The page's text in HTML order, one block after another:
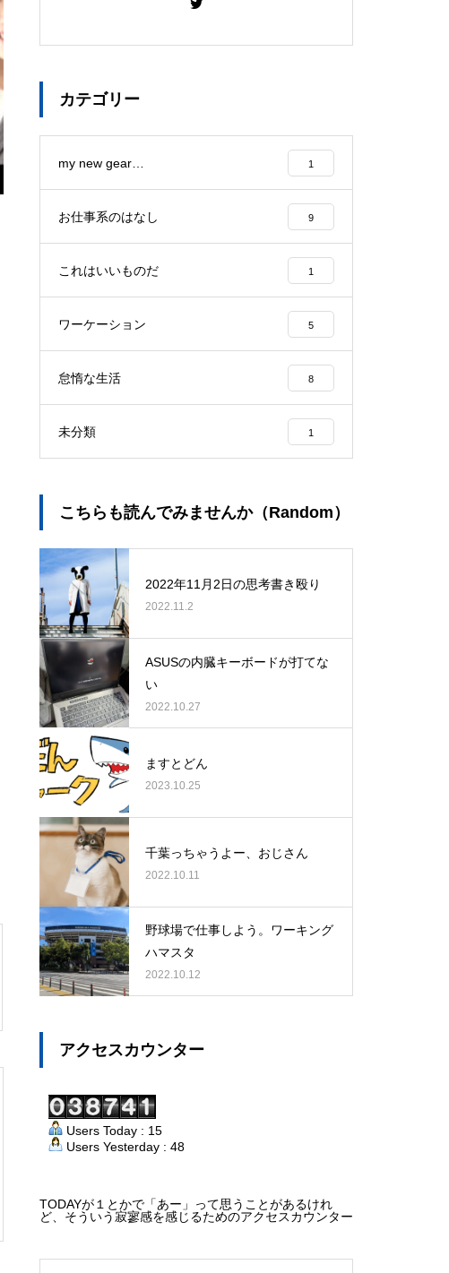
カテゴリー
my new gear… 1
お仕事系のはなし 9
これはいいものだ 1
ワーケーション 5
怠惰な生活 8
未分類 1
こちらも読んでみませんか（Random）
2022年11月2日の思考書き殴り
2022.11.2
ASUSの内臓キーボードが打てな
い
2022.10.27
ますとどん
2023.10.25
千葉っちゃうよー、おじさん
2022.10.11
野球場で仕事しよう。ワーキング
ハマスタ
2022.10.12
アクセスカウンター
Users Today : 15
Users Yesterday : 48
TODAYが１とかで「あー」って思うことがあるけれ
ど、そういう寂寥感を感じるためのアクセスカウンター